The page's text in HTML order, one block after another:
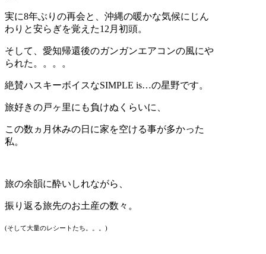
実に8年ぶりの再会と、沖縄の暖かな気候にじん
わりと安らぎを覚えた12月初頭。
そして、愛知帰還後のガンガンエアコンの風にや
られた。。。。
絶賛ハスキーボイスなSIMPLE is…の星野です。
旅好きの戸ヶ里にも負けぬくらいに、
この数ヵ月休みの日に家を空ける事が多かった
私。
旅の余韻に酔いしれながら、
振り返る旅先のお土産の数々。
(そして大量のレシートたち。。。)